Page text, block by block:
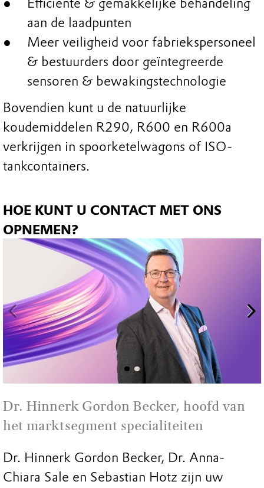
Efficiënte & gemakkelijke behandeling
aan de laadpunten
Meer veiligheid voor fabriekspersoneel
& bestuurders door geïntegreerde
sensoren & bewakingstechnologie
Bovendien kunt u de natuurlijke
koudemiddelen R290, R600 en R600a
verkrijgen in spoorketelwagons of ISO-
tankcontainers.
HOE KUNT U CONTACT MET ONS
OPNEMEN?
Dr. Hinnerk Gordon Becker, hoofd van
het marktsegment specialiteiten
Dr. Hinnerk Gordon Becker, Dr. Anna-
Chiara Sale en Sebastian Hotz zijn uw